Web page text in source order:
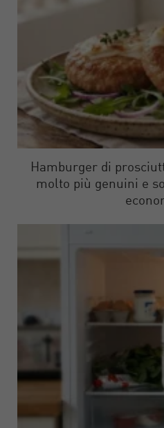
Hamburger di
molto più genuini e